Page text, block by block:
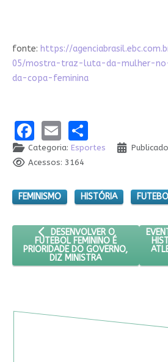
fonte: https://
05/mostra-traz-luta-da-mulher-
da-copa-feminina
Facebook
EmailShare
Categoria: Esportes
Acessos: 3164
FEMINISMO HISTÓRIA
ARTIGO ANTERIOR:
DESENVOLVER O
FUTEBOL FEMININO É
PRIORIDADE DO GOVERNO,
DIZ MINISTRA